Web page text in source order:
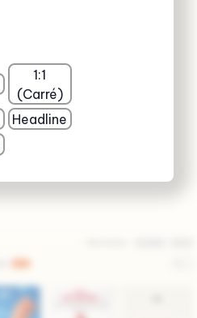
1:1
(Carré)
Headline